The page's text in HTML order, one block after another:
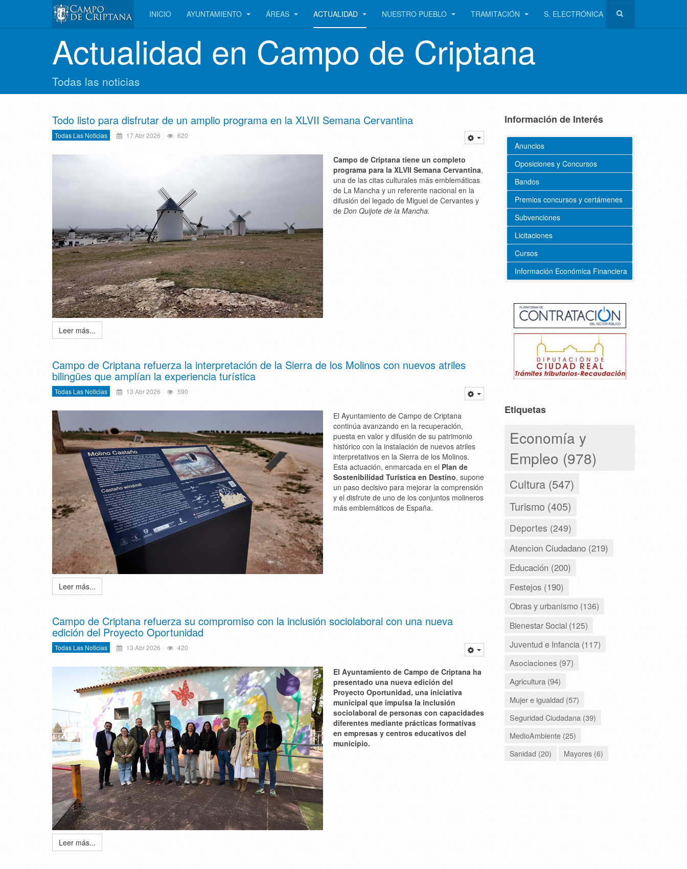
INICIO AYUNTAMIENTO ÁREAS ACTUALIDAD NUESTRO PUEBLO TRAMITACIÓN S. ELECTRÓNICA
Actualidad en Campo de Criptana
Todas las noticias
Todo listo para disfrutar de un amplio programa en la XLVII Semana Cervantina
Todas Las Noticias 17 Abr 2026 620
Campo de Criptana tiene un completo
programa para la XLVII Semana Cervantina,
una de las citas culturales más emblemáticas
de La Mancha y un referente nacional en la
difusión del legado de Miguel de Cervantes y
de Don Quijote de la Mancha.
Leer más...
Campo de Criptana refuerza la interpretación de la Sierra de los Molinos con nuevos atriles
bilingües que amplían la experiencia turística
Todas Las Noticias 13 Abr 2026 590
El Ayuntamiento de Campo de Criptana
continúa avanzando en la recuperación,
puesta en valor y difusión de su patrimonio
histórico con la instalación de nuevos atriles
interpretativos en la Sierra de los Molinos.
Esta actuación, enmarcada en el Plan de
Sostenibilidad Turística en Destino, supone
un paso decisivo para mejorar la comprensión
y el disfrute de uno de los conjuntos molineros
más emblemáticos de España.
Leer más...
Campo de Criptana refuerza su compromiso con la inclusión sociolaboral con una nueva
edición del Proyecto Oportunidad
Todas Las Noticias 13 Abr 2026 420
El Ayuntamiento de Campo de Criptana ha
presentado una nueva edición del
Proyecto Oportunidad, una iniciativa
municipal que impulsa la inclusión
sociolaboral de personas con capacidades
diferentes mediante prácticas formativas
en empresas y centros educativos del
municipio.
Leer más...
Información de Interés
Anuncios
Oposiciones y Concursos
Bandos
Premios concursos y certámenes
Subvenciones
Licitaciones
Cursos
Información Económica Financiera
Etiquetas
Economía y
Empleo (978)
Cultura (547)
Turismo (405)
Deportes (249)
Atencion Ciudadano (219)
Educación (200)
Festejos (190)
Obras y urbanismo (136)
Bienestar Social (125)
Juventud e Infancia (117)
Asociaciones (97)
Agricultura (94)
Mujer e igualdad (57)
Seguridad Ciudadana (39)
MedioAmbiente (25)
Sanidad (20)
Mayores (6)